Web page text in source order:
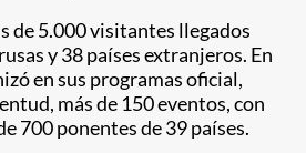
de 5.000 visitantes llegados
y 38 países extranjeros. En
en sus programas oficial,
más de 150 eventos, con
700 ponentes de 39 países.